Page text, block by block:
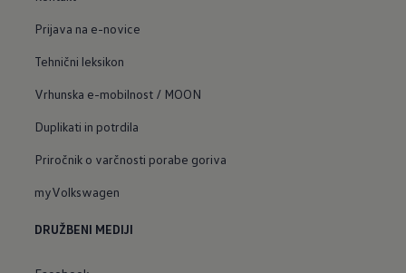
Prijava na e-novice
Tehnični leksikon
Vrhunska e-mobilnost / MOON
Duplikati in potrdila
Priročnik o varčnosti porabe goriva
myVolkswagen
DRUŽBENI MEDIJI